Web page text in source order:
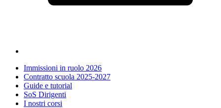
Immissioni in ruolo 2026
Contratto scuola 2025-2027
Guide e tutorial
SoS Dirigenti
I nostri corsi